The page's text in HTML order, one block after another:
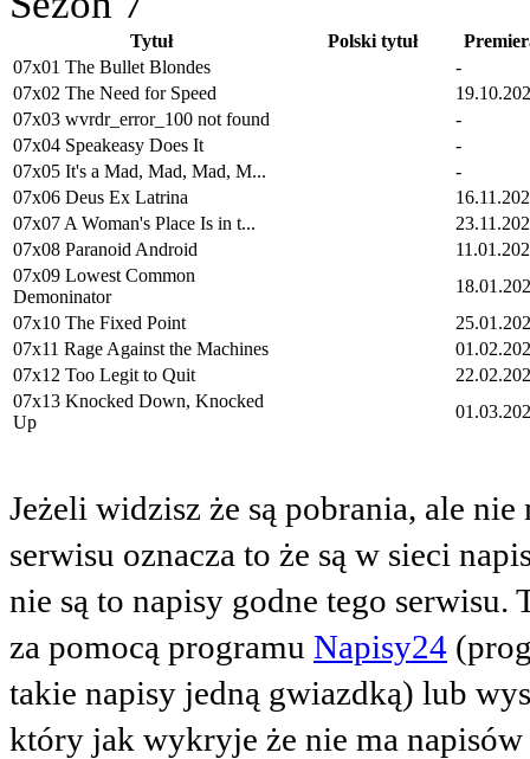
Tytuł Polski tytuł
07x01 The Bullet Blondes
-
07x02 The Need for Speed
07x03 wvrdr_error_100 not found
-
07x04 Speakeasy Does It
-
07x05 It's a Mad, Mad, Mad, M...
-
07x06 Deus Ex Latrina
07x07 A Woman's Place Is in t...
07x08 Paranoid Android
07x09 Lowest Common
Demoninator
07x10 The Fixed Point
07x11 Rage Against the Machines
07x12 Too Legit to Quit
07x13 Knocked Down, Knocked
Up
Jeżeli widzisz że są pobrania, ale
serwisu oznacza to że są w sieci
nie są to napisy godne tego serwisu.
za pomocą programu Napisy24
takie napisy jedną gwiazdką) lub
który jak wykryje że nie ma